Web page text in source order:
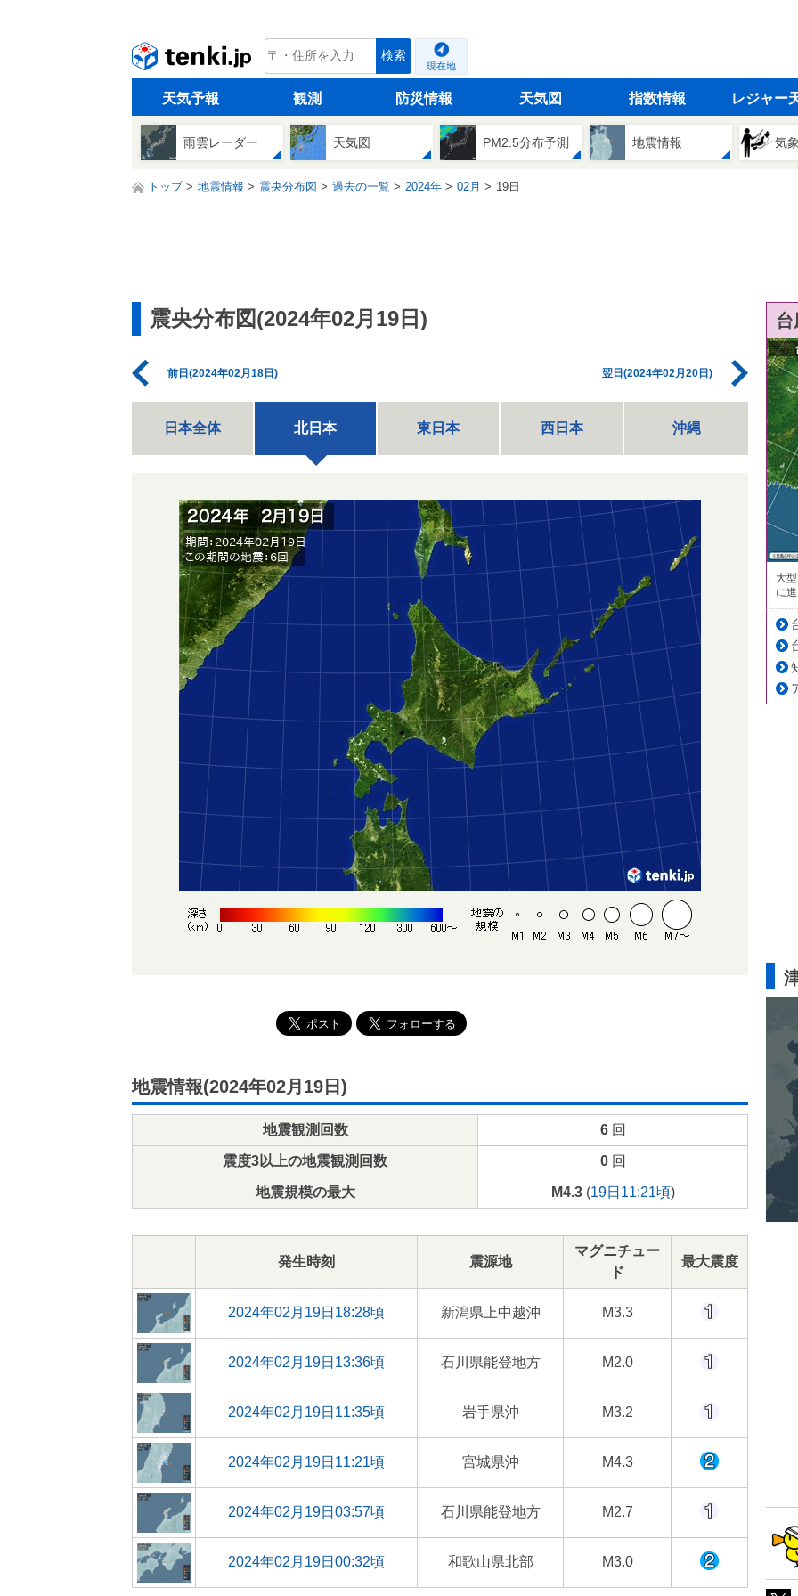
tenki.jp 検索
現在地
天気予報 観測 防災情報 天気図 指数情報 レジャー
雨雲レーダー 天気図 PM2.5分布予測 地震情報 気
トップ 地震情報 震央分布図 過去の一覧 2024年 02月 19日
震央分布図(2024年02月19日)
前日(2024年02月18日) 翌日(2024年02月20日)
日本全体 北日本 東日本 西日本 沖縄
地震情報(2024年02月19日)
地震観測回数 6回
震度3以上の地震観測回数 0回
地震規模の最大 M4.3(19日11:21頃)
発生時刻 震源地
マグニチュー
ド
最大震度
2024年02月19日18:28頃 新潟県上中越沖 M3.3
2024年02月19日13:36頃 石川県能登地方 M2.0
2024年02月19日11:35頃 岩手県沖 M3.2
2024年02月19日11:21頃 宮城県沖 M4.3
2024年02月19日03:57頃 石川県能登地方 M2.7
2024年02月19日00:32頃 和歌山県北部 M3.0
大
に